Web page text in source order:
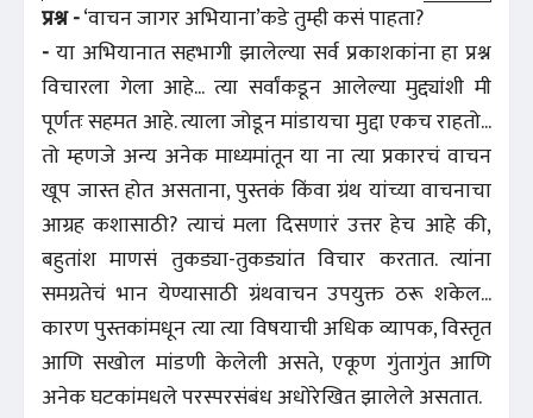
प्रश्न -‘वाचन जागर अभियाना’कडे तुम्ही कसं पाहता?
- या अभियानात सहभागी झालेल्या सर्व प्रकाशकांना हा प्रश्न
विचारला गेला आहे... त्या सर्वांकडून आलेल्या मुद्द्यांशी मी
पूर्णतः सहमत आहे. त्याला जोडून मांडायचा मुद्दा एकच राहतो...
तो म्हणजे अन्य अनेक माध्यमांतून या ना त्या प्रकारचं वाचन
खूप जास्त होत असताना, पुस्तकं किंवा ग्रंथ यांच्या वाचनाचा
आग्रह कशासाठी? त्याचं मला दिसणारं उत्तर हेच आहे की,
बहुतांश माणसं तुकड्या-तुकड्यांत विचार करतात. त्यांना
समग्रतेचं भान येण्यासाठी ग्रंथवाचन उपयुक्त ठरू शकेल...
कारण पुस्तकांमधून त्या त्या विषयाची अधिक व्यापक, विस्तृत
आणि सखोल मांडणी केलेली असते, एकूण गुंतागुंत आणि
अनेक घटकांमधले परस्परसंबंध अधोरेखित झालेले असतात.